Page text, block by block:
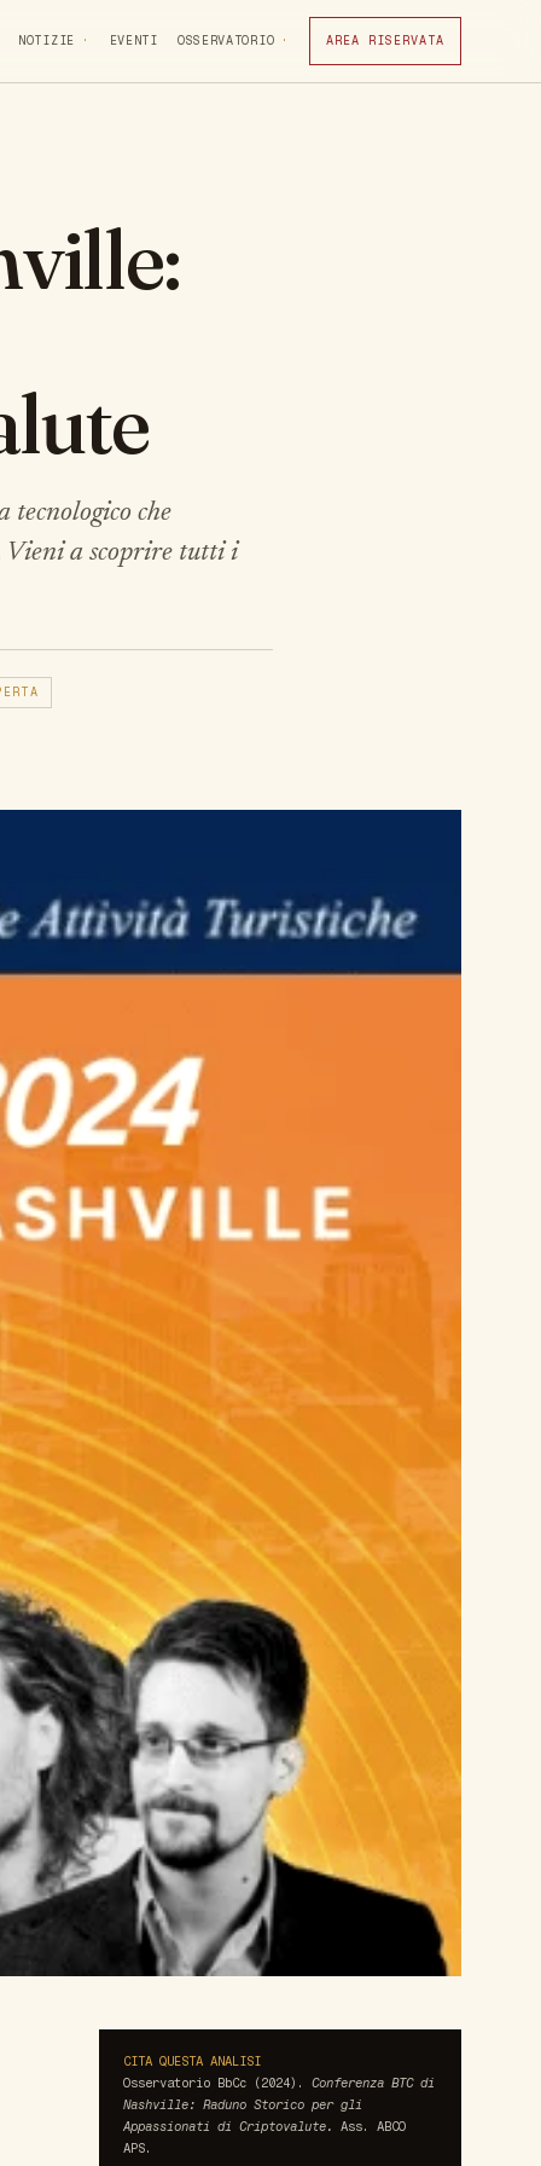
NOTIZIE EVENTI OSSERVATORIO AREA RISERVATA
che
Vieni a scoprire tutti i
CITA QUESTA ANALISI
Osservatorio BbCc (2024). Conferenza BTC di
Nashville: Raduno Storico per gli
Appassionati di Criptovalute.
Ass. ABCO
APS.